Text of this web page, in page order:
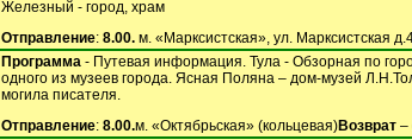
Железный - город, храм
Отправление: 8.00. м. «Марксистская», ул. Марксистская
Программа - Путевая информация. Тула - Обзорная по
одного из музеев города. Ясная Поляна – дом-музей
могила писателя.
Отправление: 8.00.м. «Октябрьская» (кольцевая)Возврат –